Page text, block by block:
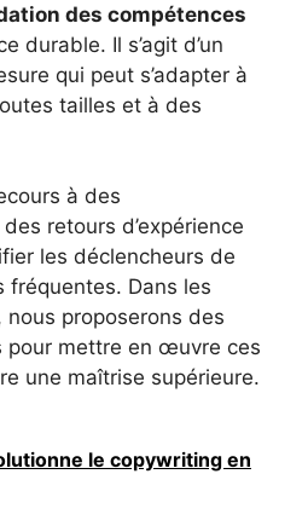
des compétences
durable. Il s’agit d’un
qui peut s’adapter à
tailles et à des
à des
retours d’expérience
les déclencheurs de
fréquentes. Dans les
proposerons des
pour mettre en œuvre ces
une maîtrise supérieure.
le copywriting en